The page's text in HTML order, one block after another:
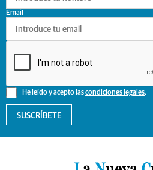
He leído y acepto lascondiciones legales.
Email
SUSCRÍBETE